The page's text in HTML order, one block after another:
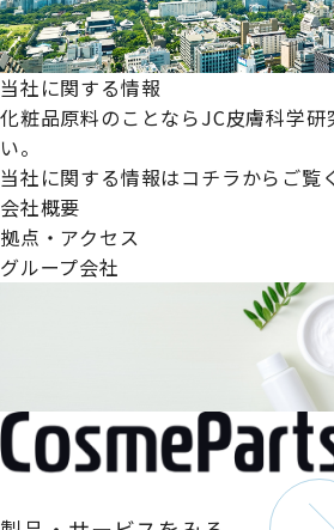
当社に関する情報
化粧品原料のことならJC皮膚科学研
い。
当社に関する情報はコチラからご覧
会社概要
拠点・アクセス
グループ会社